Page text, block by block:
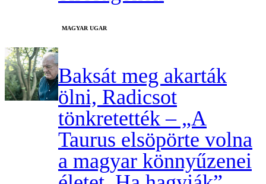
MAGYAR UGAR
Baksát meg akarták
ölni, Radicsot
tönkretették – „A
Taurus elsöpörte volna
a magyar könnyűzenei